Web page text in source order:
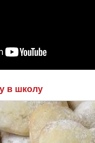
в школу